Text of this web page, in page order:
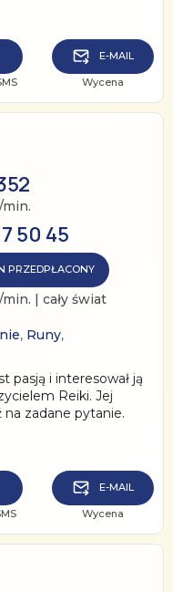
E-MAIL
Wycena
min.
50 45
PRZEDPŁACONY
min. | cały świat
E-MAIL
Wycena
, Runy,
pasją i interesował ją
Reiki. Jej
zadane pytanie.